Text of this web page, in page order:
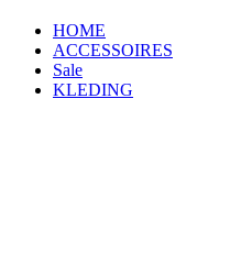
HOME
ACCESSOIRES
Sale
KLEDING